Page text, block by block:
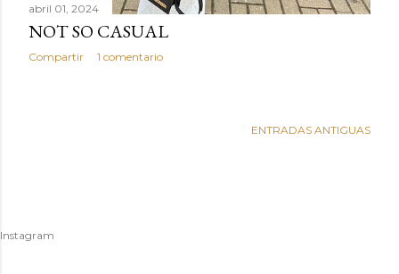
abril 01, 2024
NOT SO CASUAL
Compartir 1 comentario
ENTRADAS ANTIGUAS
Instagram